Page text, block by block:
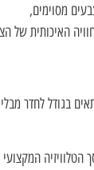
מסוימים,
האיכותית של
בגודל לחדר